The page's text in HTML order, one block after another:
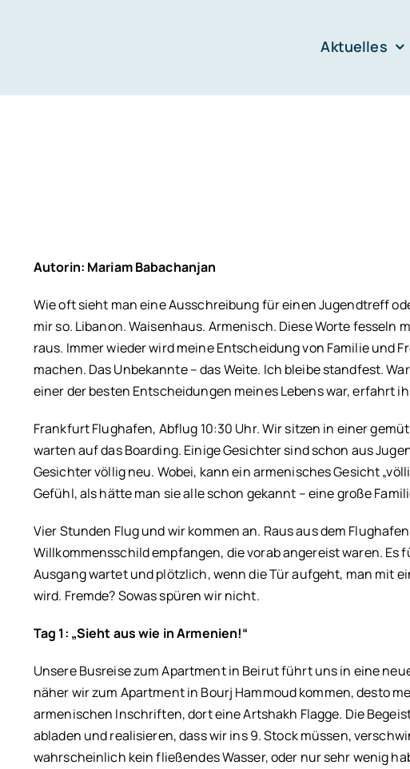
Aktuelles
Autorin: Mariam Babachanjan
Wie oft sieht man eine Ausschreibung für einen Jugendtreff
mir so. Libanon. Waisenhaus. Armenisch. Diese Worte
raus. Immer wieder wird meine Entscheidung von Familie und
machen. Das Unbekannte – das Weite. Ich bleibe standfest.
einer der besten Entscheidungen meines Lebens war, erfahrt
Frankfurt Flughafen, Abflug 10:30 Uhr. Wir sitzen in einer
warten auf das Boarding. Einige Gesichter sind schon aus
Gesichter völlig neu. Wobei, kann ein armenisches Gesicht
Gefühl, als hätte man sie alle schon gekannt – eine große
Vier Stunden Flug und wir kommen an. Raus aus dem
Willkommensschild empfangen, die vorab angereist waren. Es
Ausgang wartet und plötzlich, wenn die Tür aufgeht, man mit
wird. Fremde? Sowas spüren wir nicht.
Tag 1: „Sieht aus wie in Armenien!“
Unsere Busreise zum Apartment in Beirut führt uns in eine
näher wir zum Apartment in Bourj Hammoud kommen, desto
armenischen Inschriften, dort eine Artshakh Flagge. Die
abladen und realisieren, dass wir ins 9. Stock müssen,
wahrscheinlich kein fließendes Wasser, oder nur sehr wenig